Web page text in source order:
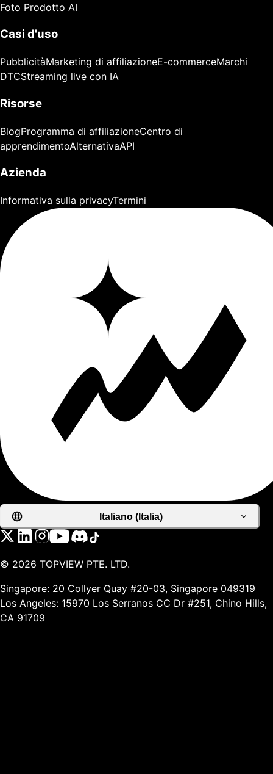
Foto Prodotto AI
Casi d'uso
PubblicitàMarketing di affiliazioneE-commerceMarchi
DTCStreaming live con IA
Risorse
BlogProgramma di affiliazioneCentro di
apprendimentoAlternativaAPI
Azienda
Informativa sulla privacyTermini
Italiano (Italia)
© 2026 TOPVIEW PTE. LTD.
Singapore: 20 Collyer Quay #20-03, Singapore 049319
Los Angeles: 15970 Los Serranos CC Dr #251, Chino Hills,
CA 91709